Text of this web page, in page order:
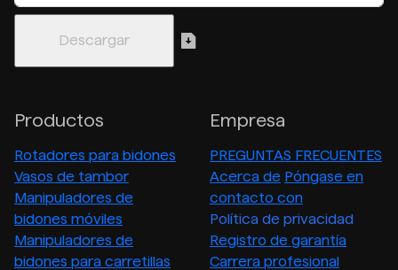
Productos
Rotadores para bidones
Vasos de tambor
Manipuladores de
bidones móviles
Manipuladores de
bidones para carretillas
Empresa
PREGUNTAS FRECUENTES
Acerca de Póngase en
contacto con
Política de privacidad
Registro de garantía
Carrera profesional